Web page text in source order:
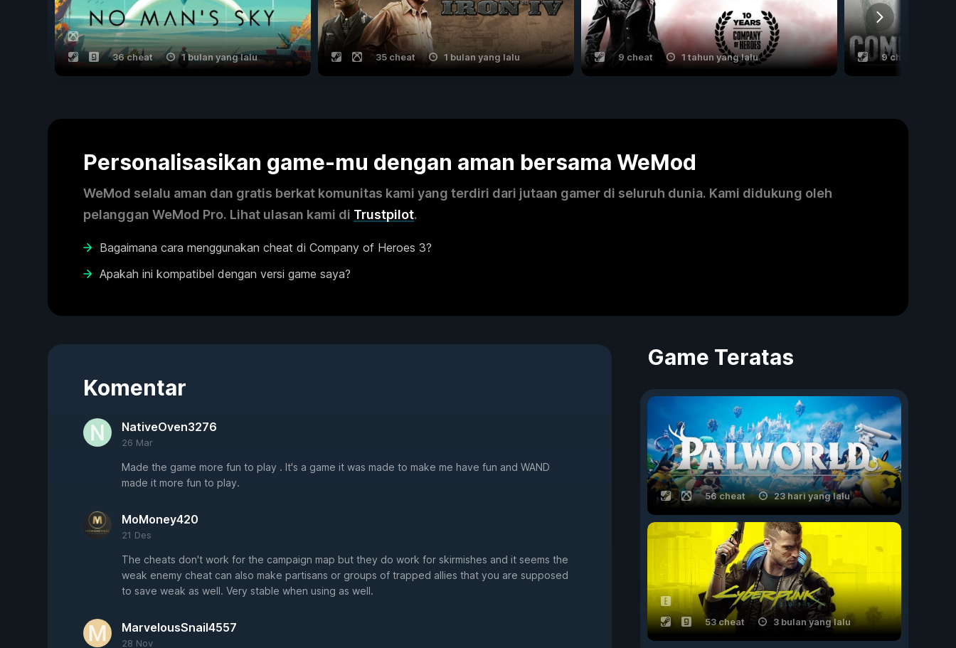
36 cheat 1 bulan yang lalu 35 cheat 1 bulan yang lalu 9 cheat 1 tahun yang lalu 9 cheat
Personalisasikan game-mu dengan aman bersama WeMod
WeMod selalu aman dan gratis berkat komunitas kami yang terdiri dari jutaan gamer di seluruh dunia. Kami didukung oleh
pelanggan WeMod Pro. Lihat ulasan kami di Trustpilot.
Bagaimana cara menggunakan cheat di Company of Heroes 3?
Apakah ini kompatibel dengan versi game saya?
Komentar
NativeOven3276
26 Mar
Made the game more fun to play . It's a game it was made to make me have fun and WAND
made it more fun to play.
MoMoney420
21 Des
The cheats don't work for the campaign map but they do work for skirmishes and it seems the
weak enemy cheat can also make partisans or groups of trapped allies that you are supposed
to save weak as well. Very stable when using as well.
MarvelousSnail4557
28 Nov
Game Teratas
56 cheat 23 hari yang lalu
53 cheat 3 bulan yang lalu